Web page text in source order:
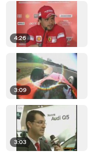
4:26
3:09
3:03